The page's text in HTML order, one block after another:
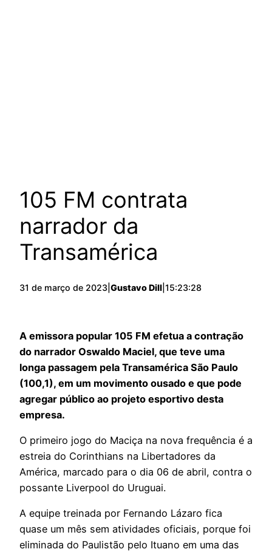
105 FM contrata
narrador da
Transamérica
31 de março de 2023 Gustavo Dill 15:23:28
A emissora popular 105 FM efetua a contração
do narrador Oswaldo Maciel, que teve uma
longa passagem pela Transamérica São Paulo
(100,1), em um movimento ousado e que pode
agregar público ao projeto esportivo desta
empresa.
O primeiro jogo do Maciça na nova frequência é a
estreia do Corinthians na Libertadores da
América, marcado para o dia 06 de abril, contra o
possante Liverpool do Uruguai.
A equipe treinada por Fernando Lázaro fica
quase um mês sem atividades oficiais, porque foi
eliminada do Paulistão pelo Ituano em uma das